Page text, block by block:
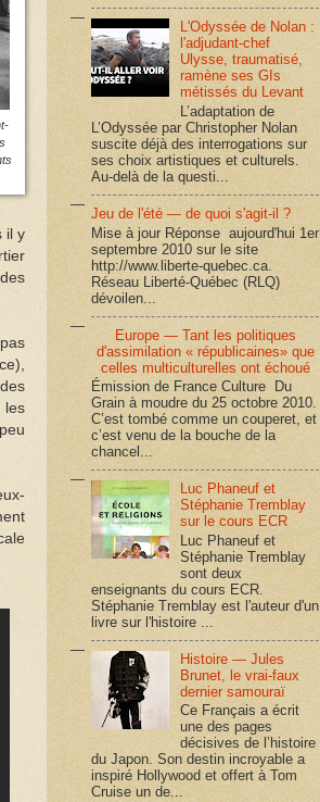
il y
les
L'Odyssée de Nolan :
l'adjudant-chef
Ulysse, traumatisé,
ramène ses GIs
métissés du Levant
L’adaptation de
L’Odyssée par Christopher Nolan
suscite déjà des interrogations sur
ses choix artistiques et culturels.
Au-delà de la questi...
Jeu de l'été — de quoi s'agit-il ?
Mise à jour Réponse aujourd'hui 1er
septembre 2010 sur le site
http://www.liberte-quebec.ca.
Réseau Liberté-Québec (RLQ)
dévoilen...
Europe — Tant les politiques
d'assimilation « républicaines» que
celles multiculturelles ont échoué
Émission de France Culture Du
Grain à moudre du 25 octobre 2010.
C’est tombé comme un couperet, et
c’est venu de la bouche de la
chancel...
Luc Phaneuf et
Stéphanie Tremblay
sur le cours ECR
Luc Phaneuf et
Stéphanie Tremblay
sont deux
enseignants du cours ECR.
Stéphanie Tremblay est l'auteur d'un
livre sur l'histoire ...
Histoire — Jules
Brunet, le vrai-faux
dernier samouraï
Ce Français a écrit
une des pages
décisives de l’histoire
du Japon. Son destin incroyable a
inspiré Hollywood et offert à Tom
Cruise un de...